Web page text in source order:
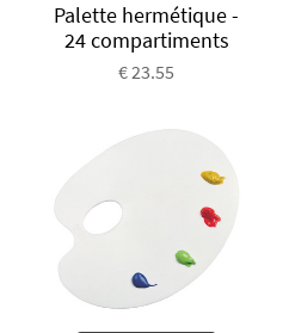
Palette hermétique -
24 compartiments
€ 23.55